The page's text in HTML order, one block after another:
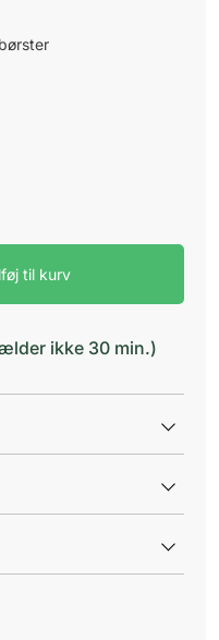
til kurv
ikke 30 min.)